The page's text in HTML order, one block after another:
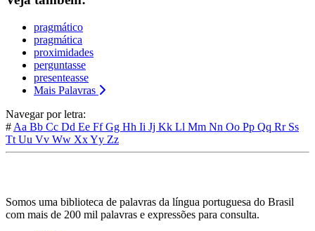
pragmático
pragmática
proximidades
perguntasse
presenteasse
Mais Palavras
Navegar por letra:
# Aa Bb Cc Dd Ee FfGg Hh Ii Jj Kk Ll Mm Nn Oo Pp Qq Rr Ss
Tt Uu Vv Ww XxYy Zz
Somos uma biblioteca de palavras da língua portuguesa do Brasil
com mais de 200 mil palavras e expressões para consulta.